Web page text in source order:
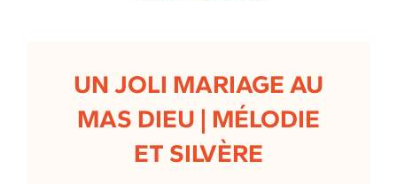
UN JOLI MARIAGE AU
MAS DIEU | MÉLODIE
ET SILVÈRE